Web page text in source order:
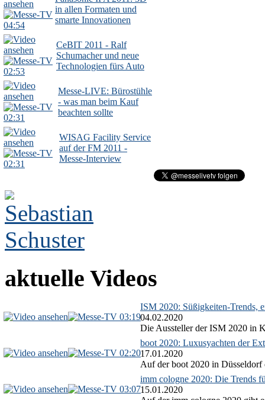
04:54
in allen Formaten und
smarte Innovationen
02:53
CeBIT 2011 - Ralf
Schumacher und neue
Technologien fürs Auto
02:31
Messe-LIVE: Bürostühle
- was man beim Kauf
beachten sollte
02:31
WISAG Facility Service
auf der FM 2011 -
Messe-Interview
aktuelle Videos
03:19
ISM 2020: Süßigkeiten-Trends,
04.02.2020
Die Aussteller der ISM 2020 in
02:20
boot 2020: Luxusyachten der
17.01.2020
Auf der boot 2020 in Düsseldorf
03:07
imm cologne 2020: Die Trends
15.01.2020